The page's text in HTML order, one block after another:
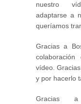
nuestro
adaptarse a
queríamos
Gracias a
vídeo.
y por hacerlo
Gracias